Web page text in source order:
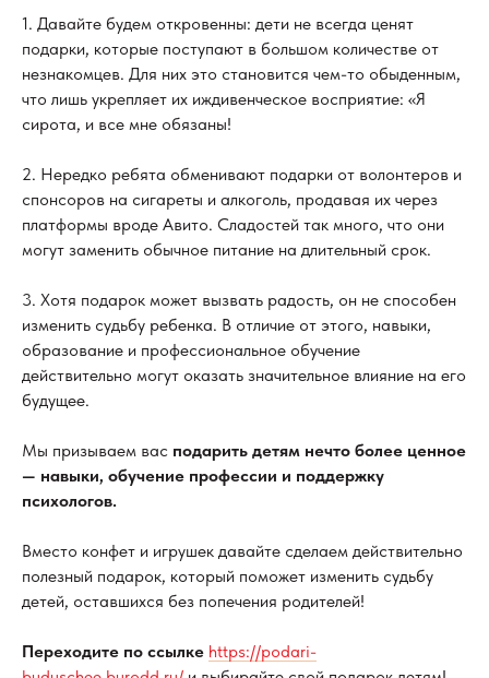
1. Давайте будем откровенны: дети не всегда ценят
подарки, которые поступают в большом количестве от
незнакомцев. Для них это становится чем-то обыденным,
что лишь укрепляет их иждивенческое восприятие: «Я
сирота, и все мне обязаны!
2. Нередко ребята обменивают подарки от волонтеров и
спонсоров на сигареты и алкоголь, продавая их через
платформы вроде Авито. Сладостей так много, что они
могут заменить обычное питание на длительный срок.
3. Хотя подарок может вызвать радость, он не способен
изменить судьбу ребенка. В отличие от этого, навыки,
образование и профессиональное обучение
действительно могут оказать значительное влияние на его
будущее.
Мы призываем вас подарить детям нечто более ценное
— навыки, обучение профессии и поддержку
психологов.
Вместо конфет и игрушек давайте сделаем действительно
полезный подарок, который поможет изменить судьбу
детей, оставшихся без попечения родителей!
Переходите по ссылке https://podari-